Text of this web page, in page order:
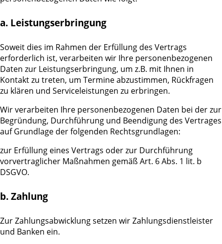
a. Leistungserbringung
Soweit dies im Rahmen der Erfüllung des Vertrags
erforderlich ist, verarbeiten wir Ihre personenbezogenen
Daten zur Leistungserbringung, um z.B. mit Ihnen in
Kontakt zu treten, um Termine abzustimmen, Rückfragen
zu klären und Serviceleistungen zu erbringen.
Wir verarbeiten Ihre personenbezogenen Daten bei der zur
Begründung, Durchführung und Beendigung des Vertrages
auf Grundlage der folgenden Rechtsgrundlagen:
zur Erfüllung eines Vertrags oder zur Durchführung
vorvertraglicher Maßnahmen gemäß Art. 6 Abs. 1 lit. b
DSGVO.
b. Zahlung
Zur Zahlungsabwicklung setzen wir Zahlungsdienstleister
und Banken ein.